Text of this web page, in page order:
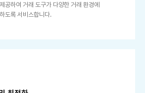
공하여 거래 도구가 다양한 거래 환경에
도록 서비스합니다.